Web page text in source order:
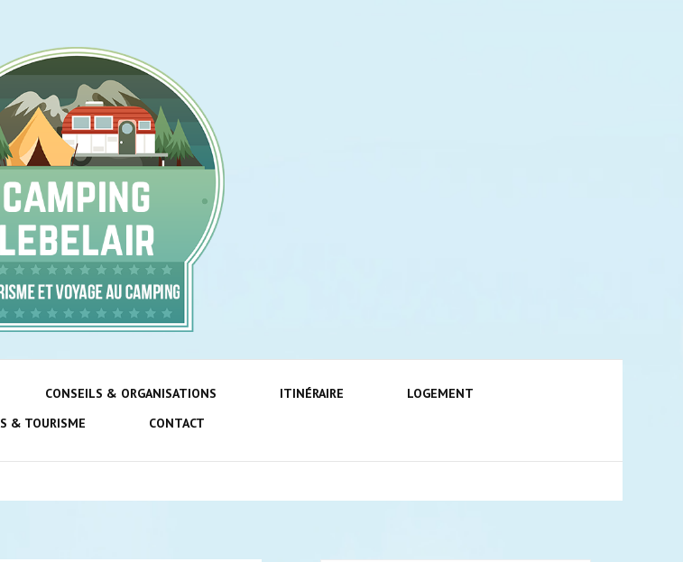
camping-
lebelair.fr
au camping !
CONSEILS & ORGANISATIONS ITINÉRAIRE
LOGEMENT
& TOURISME
CONTACT